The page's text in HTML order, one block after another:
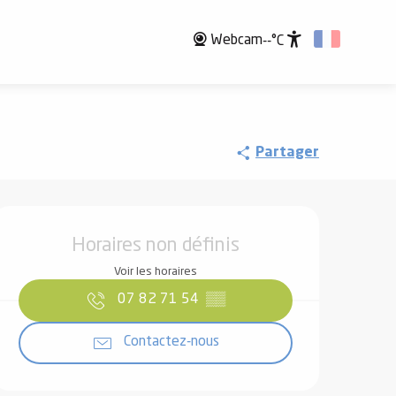
Webcam--°C
Partager
et coordonnées
Horaires non définis
Voir les horaires
07 82 71 54 ▒▒
Contactez-nous